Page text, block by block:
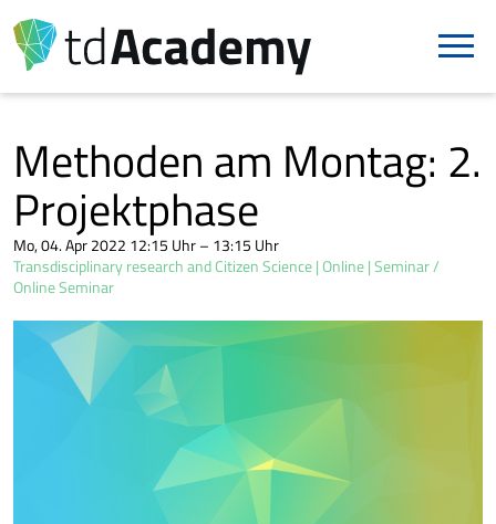
Methoden am Montag: 2.
Projektphase
Mo, 04. Apr 2022 12:15 Uhr – 13:15 Uhr
Transdisciplinary research and Citizen Science Online Seminar /
Online Seminar